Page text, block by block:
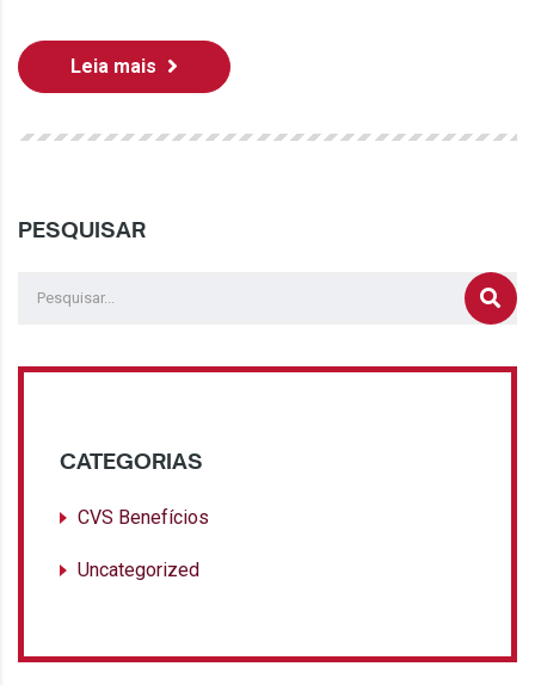
Leia mais
PESQUISAR
CATEGORIAS
CVS Benefícios
Uncategorized